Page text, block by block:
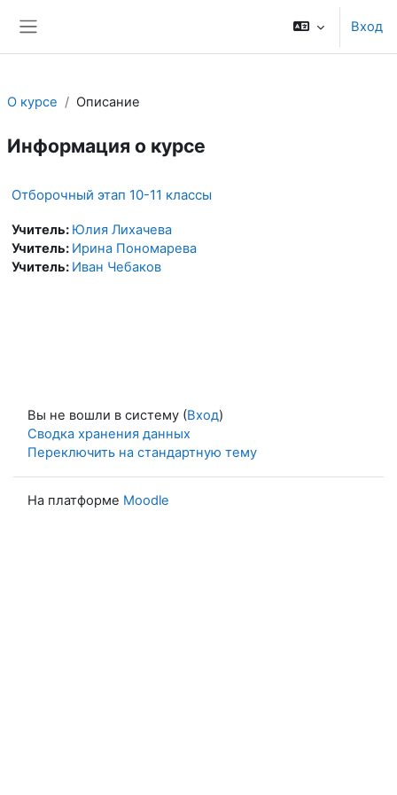
Вход
О курсе Описание
Информация о курсе
Отборочный этап 10-11 классы
Учитель: Юлия Лихачева
Учитель: Ирина Пономарева
Учитель: Иван Чебаков
Вы не вошли в систему (Вход)
Сводка хранения данных
Переключить на стандартную тему
На платформе Moodle